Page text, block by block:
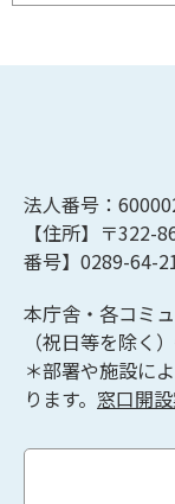
法人番号：
【住所】〒322-
番号】0289-64-
本庁舎・各コミ
（祝日等を除く
＊部署や施設に
ります。 窓口開